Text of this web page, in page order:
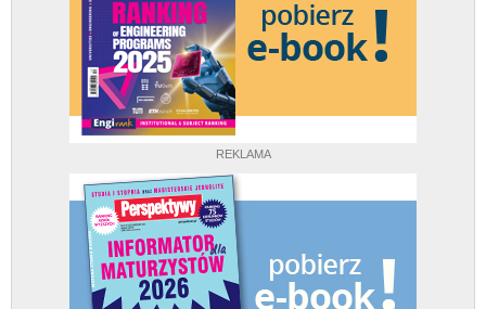
REKLAMA